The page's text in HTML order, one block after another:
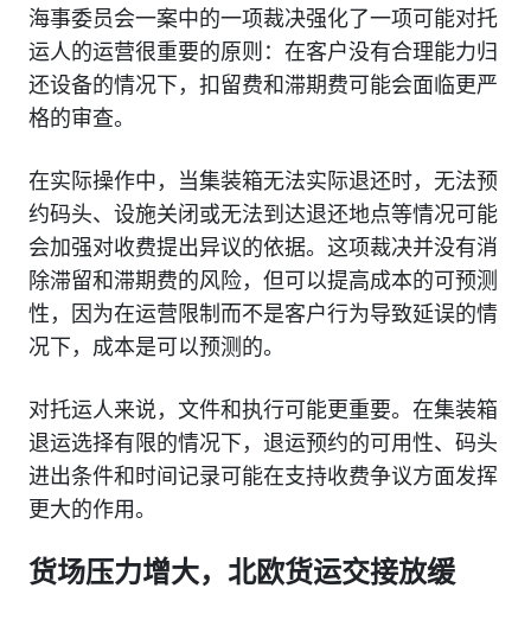
海事委员会一案中的一项裁决强化了一项可能对托
运人的运营很重要的原则：在客户没有合理能力归
还设备的情况下，扣留费和滞期费可能会面临更严
格的审查。
在实际操作中，当集装箱无法实际退还时，无法预
约码头、设施关闭或无法到达退还地点等情况可能
会加强对收费提出异议的依据。这项裁决并没有消
除滞留和滞期费的风险，但可以提高成本的可预测
性，因为在运营限制而不是客户行为导致延误的情
况下，成本是可以预测的。
对托运人来说，文件和执行可能更重要。在集装箱
退运选择有限的情况下，退运预约的可用性、码头
进出条件和时间记录可能在支持收费争议方面发挥
更大的作用。
货场压力增大，北欧货运交接放缓